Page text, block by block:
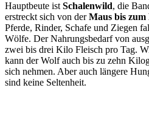
Hauptbeute istSchalenwild, die
erstreckt sich von derMaus bis zum
Pferde, Rinder, Schafe und Ziegen
Wölfe. Der Nahrungsbedarf von
zwei bis drei Kilo Fleisch pro Tag.
kann der Wolf auch bis zu zehn
sich nehmen. Aber auch längere
sind keine Seltenheit.